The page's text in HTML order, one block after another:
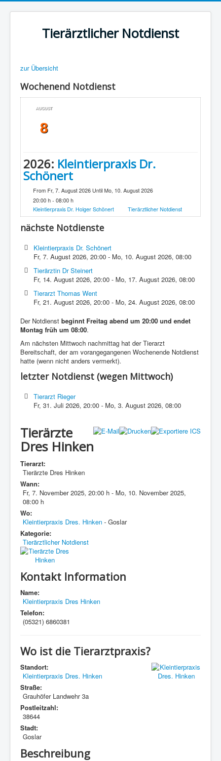
Tierärztlicher Notdienst
zur Übersicht
Wochenend Notdienst
AUGUST
8
2026: Kleintierpraxis Dr.
Schönert
From Fr, 7. August 2026 Until Mo, 10. August 2026
20:00 h - 08:00 h
Kleintierpraxis Dr. Holger Schönert
Tierärztlicher Notdienst
nächste Notdienste
Kleintierpraxis Dr. Schönert
Fr, 7. August 2026,20:00 - Mo, 10. August 2026,08:00
Tierärztin Dr Steinert
Fr, 14. August 2026,20:00 - Mo, 17. August 2026,08:00
Tierarzt Thomas Went
Fr, 21. August 2026,20:00 - Mo, 24. August 2026,08:00
Der Notdienst beginnt Freitag abend um 20:00 und endet
Montag früh um 08:00.
Am nächsten Mittwoch nachmittag hat der Tierarzt
Bereitschaft, der am vorangegangenen Wochenende Notdienst
hatte (wenn nicht anders vermerkt).
letzter Notdienst (wegen Mittwoch)
Tierarzt Rieger
Fr, 31. Juli 2026,20:00 - Mo, 3. August 2026,08:00
Tierärzte
Dres Hinken
Tierarzt:
Tierärzte Dres Hinken
Wann:
Fr, 7. November 2025, 20:00 h - Mo, 10. November 2025,
08:00 h
Wo:
Kleintierpraxis Dres. Hinken - Goslar
Kategorie:
Tierärztlicher Notdienst
Kontakt Information
Name:
Kleintierpraxis Dres Hinken
Telefon:
(05321) 6860381
Wo ist die Tierarztpraxis?
Standort:
Kleintierpraxis Dres. Hinken
Straße:
Grauhöfer Landwehr 3a
Postleitzahl:
38644
Stadt:
Goslar
Beschreibung